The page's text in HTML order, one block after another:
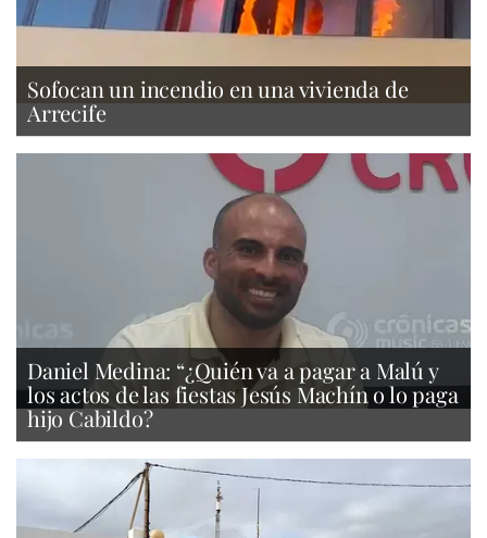
Sofocan un incendio en una vivienda de
Arrecife
Daniel Medina: “¿Quién va a pagar a Malú y
los actos de las fiestas Jesús Machín o lo paga
hijo Cabildo?